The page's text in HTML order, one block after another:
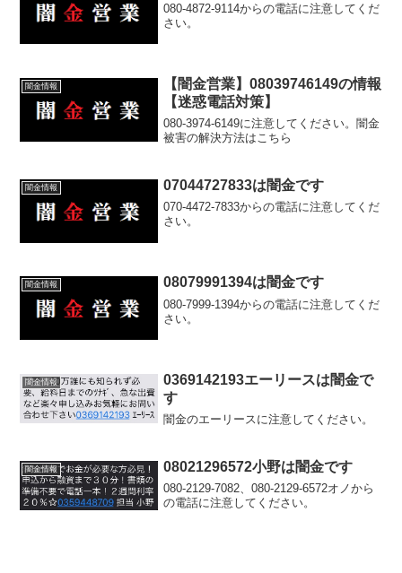
080-4872-9114からの電話に注意してくだ
さい。
闇金情報
【闇金営業】08039746149の情報
【迷惑電話対策】
080-3974-6149に注意してください。闇金
被害の解決方法はこちら
闇金情報 07044727833は闇金です
070-4472-7833からの電話に注意してくだ
さい。
闇金情報 08079991394は闇金です
080-7999-1394からの電話に注意してくだ
さい。
闇金情報
0369142193エーリースは闇金で
す
闇金のエーリースに注意してください。
闇金情報 08021296572小野は闇金です
080-2129-7082、080-2129-6572オノから
の電話に注意してください。